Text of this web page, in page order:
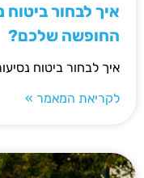
איך לבחור
החופשה שלכם?
איך לבחור ביטוח
לקריאת המאמר »